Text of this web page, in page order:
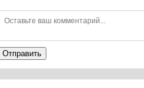
Отправить